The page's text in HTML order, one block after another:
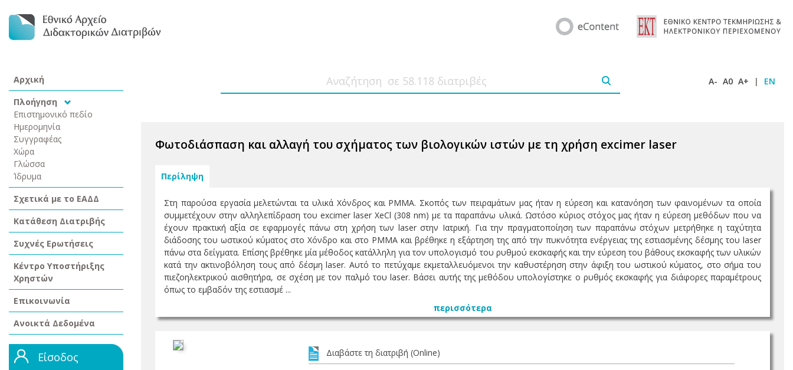
Αρχική
Πλοήγηση
Επιστημονικό πεδίο
Ημερομηνία
Συγγραφέας
Χώρα
Γλώσσα
Ίδρυμα
Σχετικά με το ΕΑΔΔ
Κατάθεση Διατριβής
Συχνές Ερωτήσεις
Κέντρο Υποστήριξης
Χρηστών
Επικοινωνία
Ανοικτά Δεδομένα
Είσοδος
A- A0 A+ | EN
Φωτοδιάσπαση και αλλαγή του σχήματος των βιολογικών ιστών με τη χρήση excimer laser
Περίληψη
Στη παρούσα εργασία µελετώνται τα υλικά Χόνδρος και PMMA. Σκοπός των πειραµάτων µας ήταν η εύρεση και κατανόηση των φαινοµένων τα οποία
συµµετέχουν στην αλληλεπίδραση του excimer laser XeCl (308 nm) µε τα παραπάνω υλικά. Ωστόσο κύριος στόχος µας ήταν η εύρεση µεθόδων που να
έχουν πρακτική αξία σε εφαρµογές πάνω στη χρήση των laser στην Ιατρική. Για την πραγµατοποίηση των παραπάνω στόχων µετρήθηκε η ταχύτητα
διάδοσης του ωστικού κύµατος στο Χόνδρο και στο PMMA και βρέθηκε η εξάρτηση της από την πυκνότητα ενέργειας της εστιασµένης δέσµης του laser
πάνω στα δείγµατα. Επίσης βρέθηκε µία µέθοδος κατάλληλη για τον υπολογισµό του ρυθµού εκσκαφής και την εύρεση του βάθους εκσκαφής των υλικών
κατά την ακτινοβόληση τους από δέσµη laser. Αυτό το πετύχαµε εκµεταλλευόµενοι την καθυστέρηση στην άφιξη του ωστικού κύµατος, στο σήµα του
πιεζοηλεκτρικού αισθητήρα, σε σχέση µε τον παλµό του laser. Βάσει αυτής της µεθόδου υπολογίστηκε ο ρυθµός εκσκαφής για διάφορες παραµέτρους
όπως το εµβαδόν της εστιασµέ ...
περισσότερα
Διαβάστε τη διατριβή (Online)